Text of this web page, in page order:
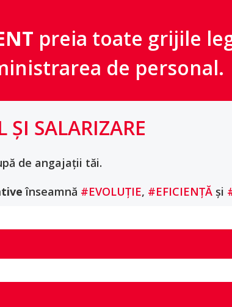
preia toate grijile
de personal.
ȘI SALARIZARE
de angajații tăi.
înseamnă #EVOLUȚIE, #EFICIENȚĂ și